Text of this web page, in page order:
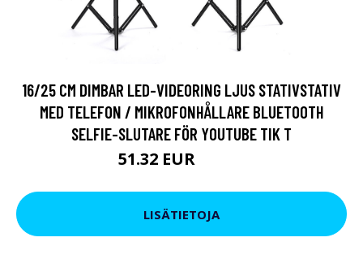
16/25 CM DIMBAR LED-VIDEORING LJUS STATIVSTATIV
MED TELEFON / MIKROFONHÅLLARE BLUETOOTH
SELFIE-SLUTARE FÖR YOUTUBE TIK T
51.32 EUR
LISÄTIETOJA